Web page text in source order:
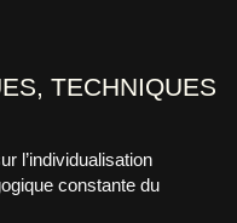
TECHNIQUES
l’individualisation
constante du